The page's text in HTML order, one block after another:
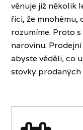
věnuje již několik
říci, že
rozumíme. Proto
narovinu.
abyste věděli, co
stovky